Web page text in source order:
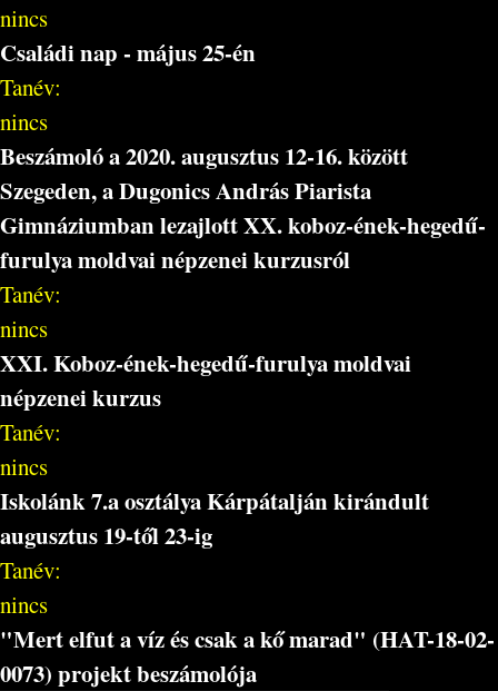
nincs
Családi nap - május 25-én
Tanév:
nincs
Beszámoló a 2020. augusztus 12-16. között
Szegeden, a Dugonics András Piarista
Gimnáziumban lezajlott XX. koboz-ének-hegedű-
furulya moldvai népzenei kurzusról
Tanév:
nincs
XXI. Koboz-ének-hegedű-furulya moldvai
népzenei kurzus
Tanév:
nincs
Iskolánk 7.a osztálya Kárpátalján kirándult
augusztus 19-től 23-ig
Tanév:
nincs
"Mert elfut a víz és csak a kő marad" (HAT-18-02-
0073) projekt beszámolója